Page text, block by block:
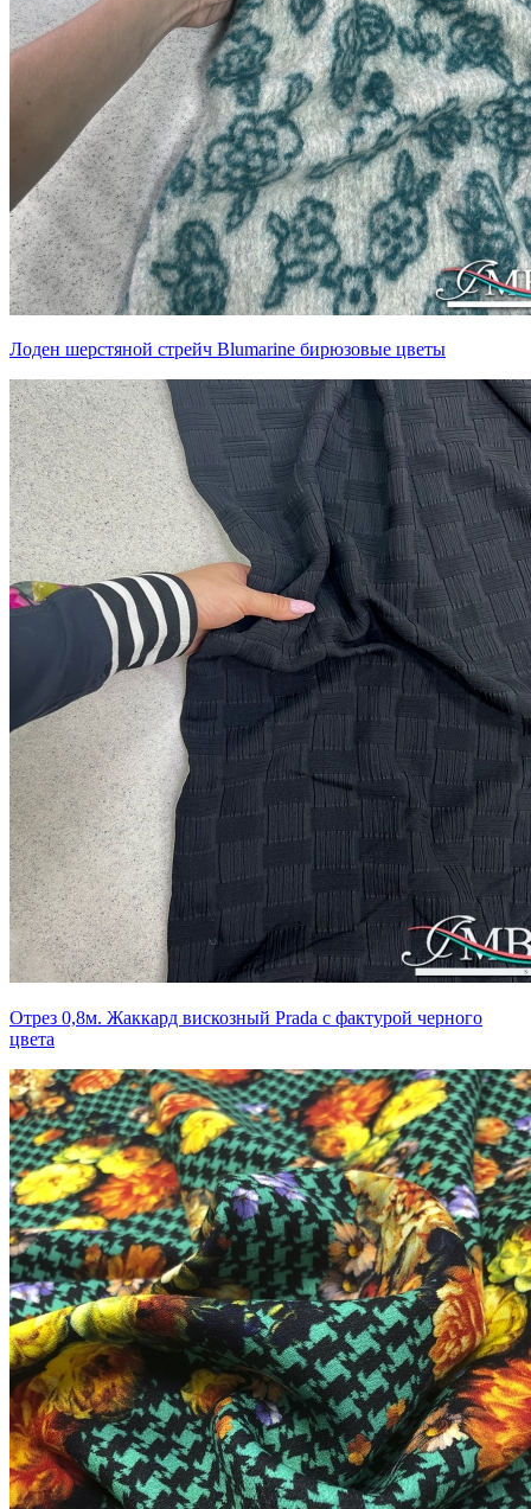
Лоден шерстяной стрейч Blumarine бирюзовые цветы
Отрез 0,8м. Жаккард вискозный Prada с фактурой черного
цвета